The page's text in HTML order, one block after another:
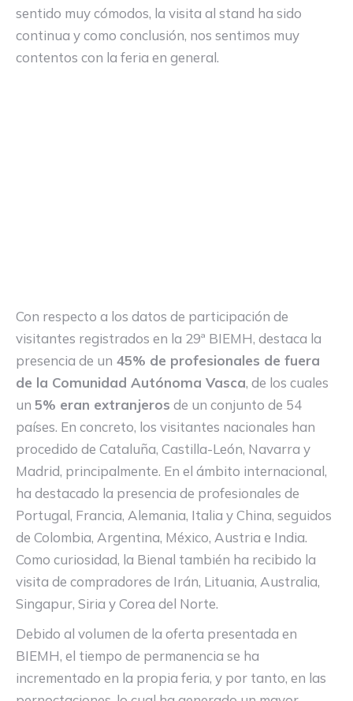
sentido muy cómodos, la visita al stand ha sido
continua y como conclusión, nos sentimos muy
contentos con la feria en general.
Con respecto a los datos de participación de
visitantes registrados en la 29ª BIEMH, destaca la
presencia de un 45% de profesionales de fuera
de la Comunidad Autónoma Vasca, de los cuales
un 5% eran extranjeros de un conjunto de 54
países. En concreto, los visitantes nacionales han
procedido de Cataluña, Castilla-León, Navarra y
Madrid, principalmente. En el ámbito internacional,
ha destacado la presencia de profesionales de
Portugal, Francia, Alemania, Italia y China, seguidos
de Colombia, Argentina, México, Austria e India.
Como curiosidad, la Bienal también ha recibido la
visita de compradores de Irán, Lituania, Australia,
Singapur, Siria y Corea del Norte.
Debido al volumen de la oferta presentada en
BIEMH, el tiempo de permanencia se ha
incrementado en la propia feria, y por tanto, en las